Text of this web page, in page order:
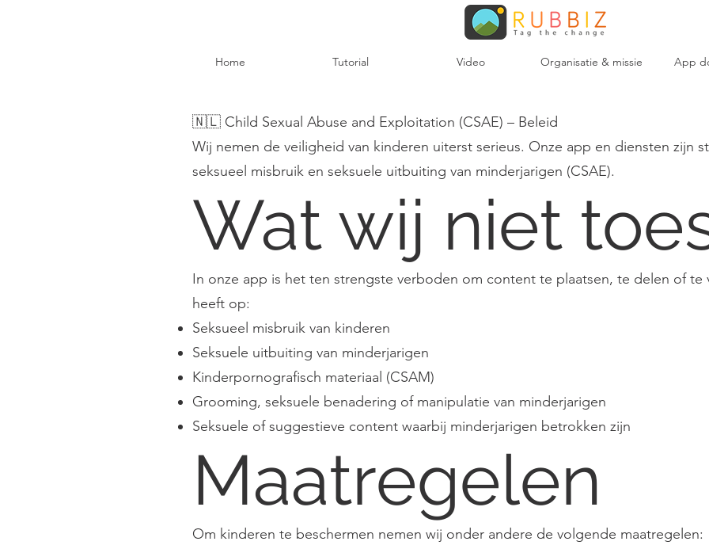
Home Tutorial Video Organisatie & missie App
🇳🇱 Child Sexual Abuse and Exploitation (CSAE) – Beleid
Wij nemen de veiligheid van kinderen uiterst serieus. Onze app en diensten zijn
seksueel misbruik en seksuele uitbuiting van minderjarigen (CSAE).
Wat wij niet
In onze app is het ten strengste verboden om content te plaatsen, te delen of
heeft op:
Seksueel misbruik van kinderen
Seksuele uitbuiting van minderjarigen
Kinderpornografisch materiaal (CSAM)
Grooming, seksuele benadering of manipulatie van minderjarigen
Seksuele of suggestieve content waarbij minderjarigen betrokken zijn
Maatregelen
Om kinderen te beschermen nemen wij onder andere de volgende maatregelen: